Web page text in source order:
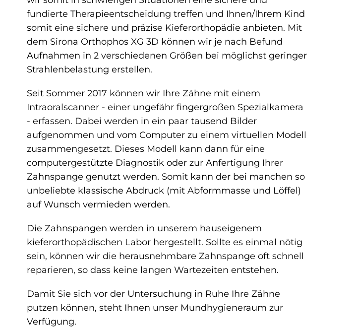
fundierte Therapieentscheidung treffen und Ihnen/Ihrem Kind
somit eine sichere und präzise Kieferorthopädie anbieten. Mit
dem Sirona Orthophos XG 3D können wir je nach Befund
Aufnahmen in 2 verschiedenen Größen bei möglichst geringer
Strahlenbelastung erstellen.
Seit Sommer 2017 können wir Ihre Zähne mit einem
Intraoralscanner - einer ungefähr fingergroßen Spezialkamera
- erfassen. Dabei werden in ein paar tausend Bilder
aufgenommen und vom Computer zu einem virtuellen Modell
zusammengesetzt. Dieses Modell kann dann für eine
computergestützte Diagnostik oder zur Anfertigung Ihrer
Zahnspange genutzt werden. Somit kann der bei manchen so
unbeliebte klassische Abdruck (mit Abformmasse und Löffel)
auf Wunsch vermieden werden.
Die Zahnspangen werden in unserem hauseigenem
kieferorthopädischen Labor hergestellt. Sollte es einmal nötig
sein, können wir die herausnehmbare Zahnspange oft schnell
reparieren, so dass keine langen Wartezeiten entstehen.
Damit Sie sich vor der Untersuchung in Ruhe Ihre Zähne
putzen können, steht Ihnen unser Mundhygieneraum zur
Verfügung.